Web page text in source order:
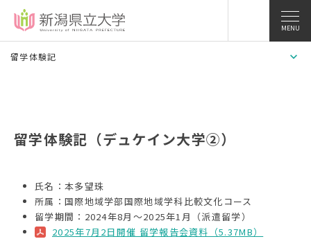
MENU
留学体験記
留学体験記（デュケイン大学②）
氏名：本多望珠
所属：国際地域学部国際地域学科比較文化コース
留学期間：2024年8月～2025年1月（派遣留学）
2025年7月2日開催 留学報告会資料（5.37MB）